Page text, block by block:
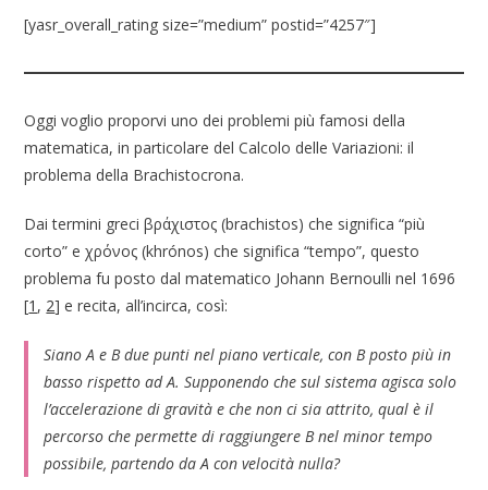
[yasr_overall_rating size=”medium” postid=”4257″]
Oggi voglio proporvi uno dei problemi più famosi della
matematica, in particolare del Calcolo delle Variazioni: il
problema della Brachistocrona.
Dai termini greci βράχιστος (brachistos) che significa “più
corto” e χρόνος (khrónos) che significa “tempo”, questo
problema fu posto dal matematico Johann Bernoulli nel 1696
[1 , 2] e recita, all’incirca, così:
Siano A e B due punti nel piano verticale, con B posto più in
basso rispetto ad A. Supponendo che sul sistema agisca solo
l’accelerazione di gravità e che non ci sia attrito, qual è il
percorso che permette di raggiungere B nel minor tempo
possibile, partendo da A con velocità nulla?